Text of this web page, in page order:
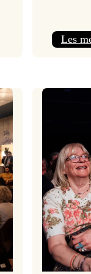
Les